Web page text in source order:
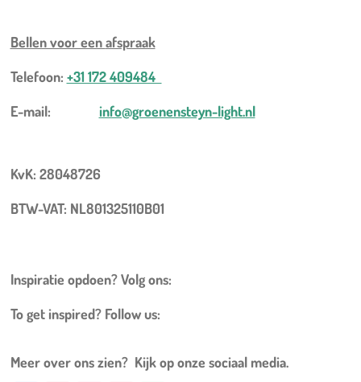
Bellen voor eenafspraak
Telefoon: +31 172 409484
E-mail: info@groenensteyn-light.nl
KvK: 28048726
BTW-VAT: NL801325110B01
Inspiratie opdoen? Volg ons:
To get inspired? Follow us:
Meer over ons zien? Kijk op onze sociaal media.